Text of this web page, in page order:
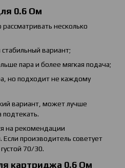
0.6 Ом
несколько
вариант;
пара и более мягкая подача;
но подходит не каждому
вариант, может лучше
подтекать.
на рекомендации
производитель советует
70/30.
картриджа 0.6 Ом